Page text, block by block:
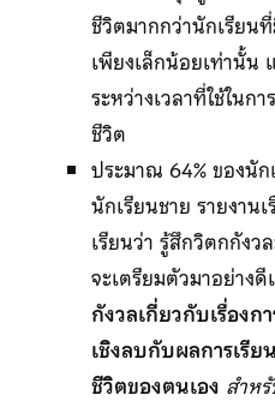
ชีวิตมากกว่านักเรียน
เพียงเล็กน้อยเท่านั้น
ระหว่างเวลาที่ใช้ในก
ชีวิต
ประมาณ 64% ของนั
นักเรียนชาย รายงาน
เรียนว่า รู้สึกวิตกกังว
จะเตรียมตัวมาอย่าง
กังวลเกี่ยวกับเรื่อง
เชิงลบกับผลการเรี
ชีวิตของตนเอง สำห